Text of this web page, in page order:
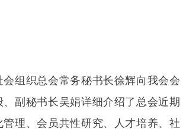
组织总会常务秘书长徐辉向我会会
副秘书长吴娟详细介绍了总会近期
理、会员共性研究、人才培养、社